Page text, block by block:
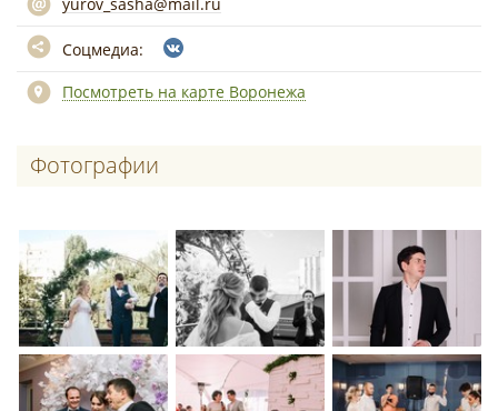
Соцмедиа:
Посмотреть на карте Воронежа
Фотографии